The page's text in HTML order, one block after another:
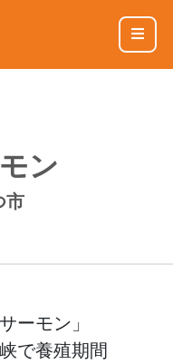
ン
市
ーモン」
で養殖期間